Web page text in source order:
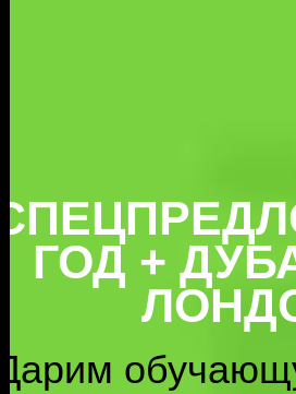
ГОД +